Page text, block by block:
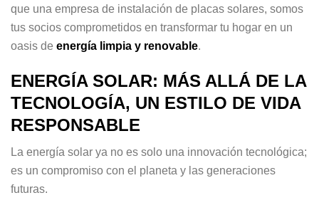
que una empresa de instalación de placas solares, somos
tus socios comprometidos en transformar tu hogar en un
oasis de energía limpia y renovable.
ENERGÍA SOLAR: MÁS ALLÁ DE LA
TECNOLOGÍA, UN ESTILO DE VIDA
RESPONSABLE
La energía solar ya no es solo una innovación tecnológica;
es un compromiso con el planeta y las generaciones
futuras.